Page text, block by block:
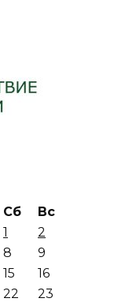
Сб
Вс
1
2
8
9
15
16
22
23